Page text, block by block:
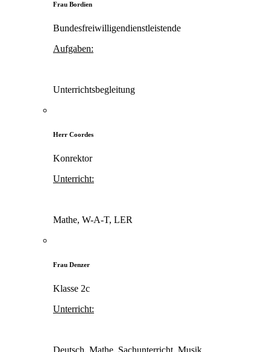
Frau Bordien
Bundesfreiwilligendienstleistende
Aufgaben:
Unterrichtsbegleitung
Herr Coordes
Konrektor
Unterricht:
Mathe, W-A-T, LER
Frau Denzer
Klasse 2c
Unterricht:
Deutsch, Mathe, Sachunterricht, Musik